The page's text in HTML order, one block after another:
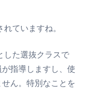
ていますね。
した選抜クラスで
指導しますし、使
ん。特別なことを